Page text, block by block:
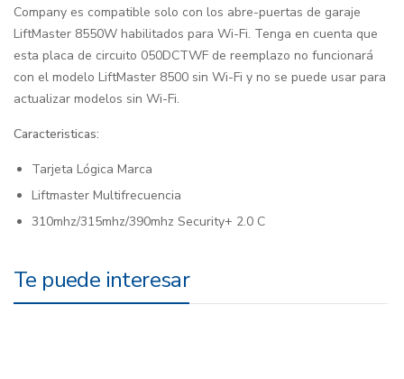
Company es compatible solo con los abre-puertas de garaje
LiftMaster 8550W habilitados para Wi-Fi. Tenga en cuenta que
esta placa de circuito 050DCTWF de reemplazo no funcionará
con el modelo LiftMaster 8500 sin Wi-Fi y no se puede usar para
actualizar modelos sin Wi-Fi.
Caracteristicas:
Tarjeta Lógica Marca
Liftmaster Multifrecuencia
310mhz/315mhz/390mhz Security+ 2.0 C
Te puede interesar